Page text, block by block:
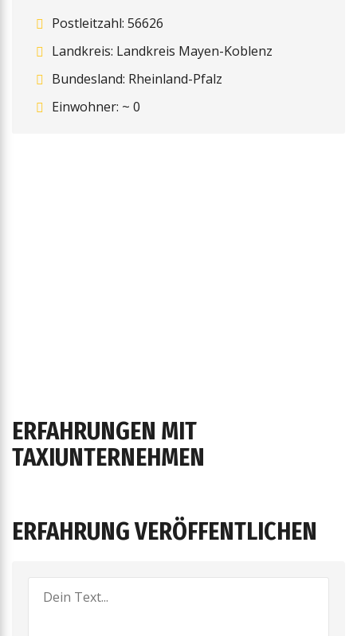
Postleitzahl: 56626
Landkreis: Landkreis Mayen-Koblenz
Bundesland: Rheinland-Pfalz
Einwohner: ~ 0
ERFAHRUNGEN MIT
TAXIUNTERNEHMEN
ERFAHRUNG VERÖFFENTLICHEN